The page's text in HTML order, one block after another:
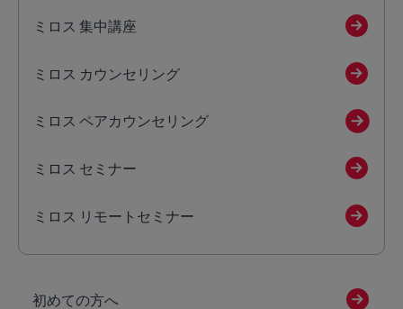
ミロス 集中講座
ミロス カウンセリング
ミロス ペアカウンセリング
ミロス セミナー
ミロス リモートセミナー
初めての方へ